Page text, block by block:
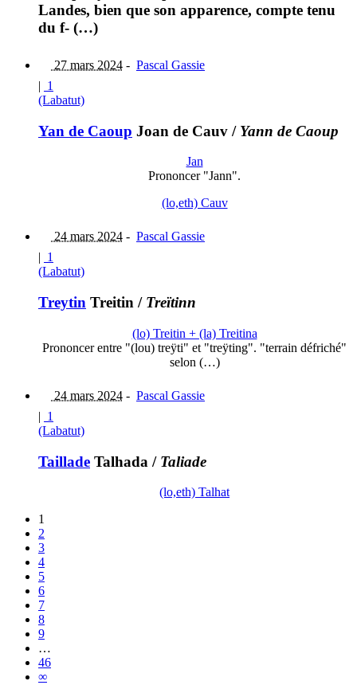
Landes, bien que son apparence, compte tenu
du f- (…)
27 mars 2024 - Pascal Gassie
| 1
(Labatut)
Yan de Caoup Joan de Cauv / Yann de Caoup
Jan
Prononcer "Jann".
(lo,eth) Cauv
24 mars 2024 - Pascal Gassie
| 1
(Labatut)
Treytin Treitin / Treïtinn
(lo) Treitin + (la) Treitina
Prononcer entre "(lou) treÿti" et "treÿting". "terrain défriché"
selon (…)
24 mars 2024 - Pascal Gassie
| 1
(Labatut)
Taillade Talhada / Taliade
(lo,eth) Talhat
1
2
3
4
5
6
7
8
9
…
46
∞